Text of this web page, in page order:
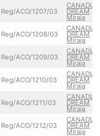
Reg/ACO/1207/03 DREAM
Miraja
Reg/ACO/1208/03 DREAM
Miraja
Reg/ACO/1209/03 DREAM
Miraja
Reg/ACO/1210/03 DREAM
Miraja
Reg/ACO/1211/03 DREAM
Miraja
Reg/ACO/1212/03 DREAM
Miraja